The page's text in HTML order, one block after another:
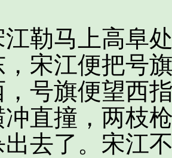
马上高阜处
宋江便把号
号旗便望西
冲直撞，两枝
出去了。宋江